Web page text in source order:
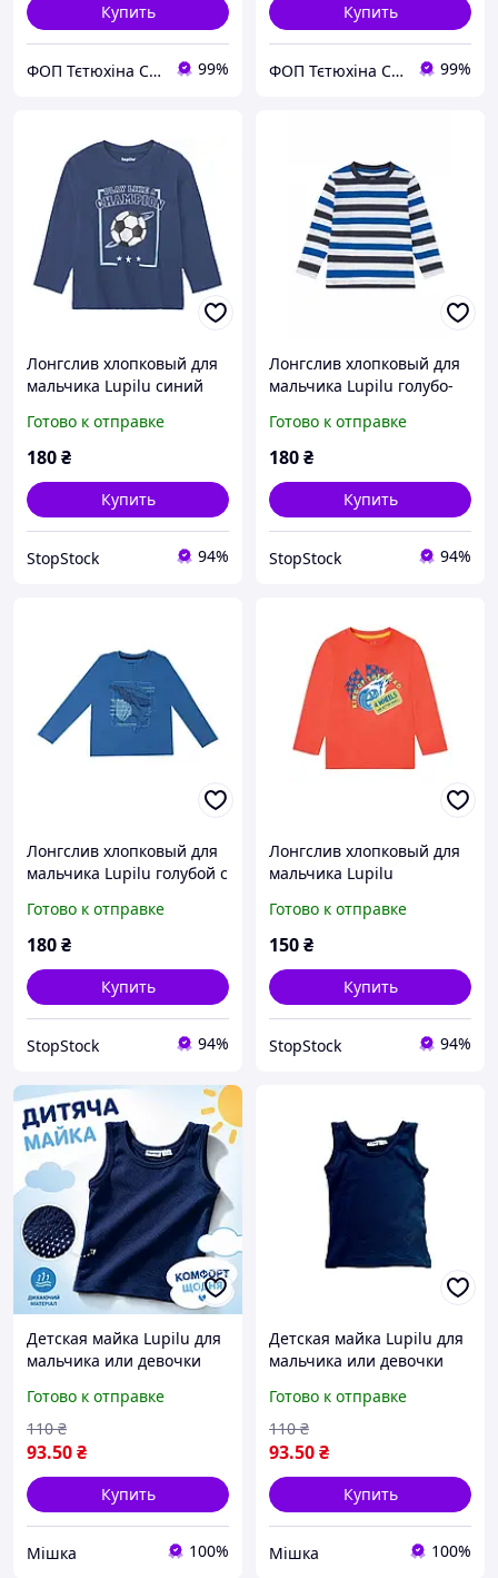
Купить
ФОП Тєтюхіна Сніжана Сергіївна 99%
Купить
ФОП Тєтюхіна Сніжана Сергіївна 99%
Лонгслив хлопковый для
мальчика Lupilu синий
Готово к отправке
180₴
Купить
StopStock 94%
Лонгслив хлопковый для
мальчика Lupilu голубо-
Готово к отправке
180₴
Купить
StopStock 94%
Лонгслив хлопковый для
мальчика Lupilu голубой с
Готово к отправке
180₴
Купить
StopStock 94%
Лонгслив хлопковый для
мальчика Lupilu
Готово к отправке
150₴
Купить
StopStock 94%
Детская майка Lupilu для
мальчика или девочки
синяя трикотажная майка
унисекс Лупилу
Готово к отправке
93.50₴
110 ₴
Купить
Мішка 100%
Детская майка Lupilu для
мальчика или девочки
синяя трикотажная майка
унисекс Лупилу
Готово к отправке
93.50₴
110 ₴
Купить
Мішка 100%